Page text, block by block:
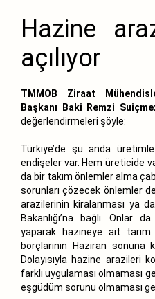
Hazine
açılıyor
TMMOB Ziraat
Başkanı Baki Remzi
değerlendirmeleri şöyle:
Türkiye’de şu anda
endişeler var. Hem üreticide
da bir takım önlemler alma
sorunları çözecek önlemler
arazilerinin kiralanması ya
Bakanlığı’na bağlı. Onlar
yaparak hazineye ait
borçlarının Haziran sonuna
Dolayısıyla hazine arazileri
farklı uygulaması olmaması
eşgüdüm sorunu olmaması